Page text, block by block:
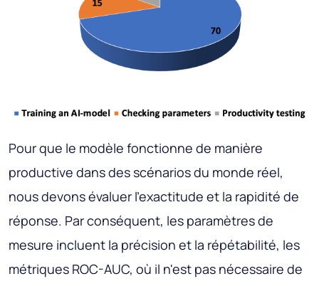
Pour que le modèle fonctionne de manière
productive dans des scénarios du monde réel,
nous devons évaluer l'exactitude et la rapidité de
réponse. Par conséquent, les paramètres de
mesure incluent la précision et la répétabilité, les
métriques ROC-AUC, où il n'est pas nécessaire de